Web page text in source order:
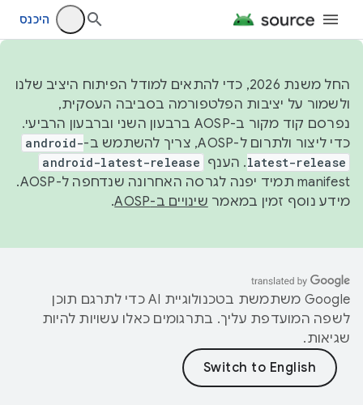
היכנס
החל משנת 2026, כדי להתאים למודל הפיתוח היציב שלנו
ולשמור על יציבות הפלטפורמה בסביבה העסקית,
נפרסם קוד מקור ב-AOSP ברבעון השני וברבעון הרביעי.
כדי ליצור ולתרום ל-AOSP, צריך להשתמש ב-
android-
latest-release. הענף android-latest-release
manifest תמיד יפנה לגרסה האחרונה שנדחפה ל-AOSP.
מידע נוסף זמין במאמר שינויים ב-AOSP .
‫Google משתמשת בטכנולוגיית AI כדי לתרגם תוכן
לשפה המועדפת עליך. בתרגומים כאלו עשויות להיות
שגיאות.